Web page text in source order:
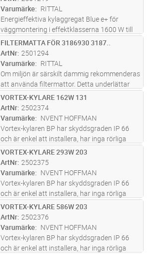
Pipe-teknologin får du en genomsnittlig
energibe...läs mer
Varumärke
RITTAL
Energieffektiva kylaggregat Blue e+ för
väggmontering i effektklasserna 1600 W till
5500 W. genom användning av
varvtalsreglerade komponenter och Heat
Pipe-teknologin får du en genomsnittlig
energibe...läs mer
FP Lägg i kundvagn
FILTERMATTA FÖR 3186930 3187..
ArtNr 2501294
Varumärke
RITTAL
Om miljön är särskilt dammig rekommenderas
att använda filtermattor. Detta underlättar
rengöring av aggregaten. Beroende på
nedsmutsningsgrad måste filtret bytas ut
regelbundet.
ST Lägg i kundvagn
VORTEX-KYLARE 162W 131
ArtNr 2502374
Varumärke
NVENT HOFFMAN
Vortex-kylaren BP har skyddsgraden IP 66
och är enkel att installera, har inga rörliga
delar och är underhållsfri. Förutom
nedkylningsfunktionen minskar den även den
relativa luftfuktigheten i skåpet...läs mer
ST Lägg i kundvagn
VORTEX-KYLARE 293W 203
ArtNr 2502375
Varumärke
NVENT HOFFMAN
Vortex-kylaren BP har skyddsgraden IP 66
och är enkel att installera, har inga rörliga
delar och är underhållsfri. Förutom
nedkylningsfunktionen minskar den även den
relativa luftfuktigheten i skåpet...läs mer
ST Lägg i kundvagn
VORTEX-KYLARE 586W 203
ArtNr 2502376
Varumärke
NVENT HOFFMAN
Vortex-kylaren BP har skyddsgraden IP 66
och är enkel att installera, har inga rörliga